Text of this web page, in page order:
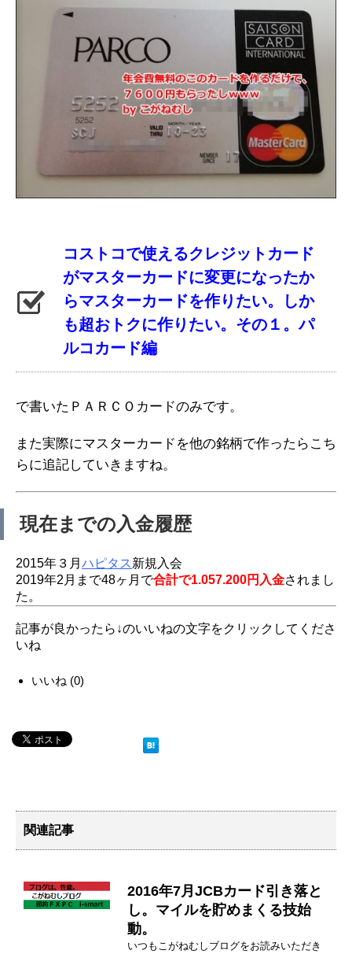
コストコで使えるクレジットカード
がマスターカードに変更になったか
らマスターカードを作りたい。しか
も超おトクに作りたい。その１。パ
ルコカード編
で書いたＰＡＲＣＯカードのみです。
また実際にマスターカードを他の銘柄で作ったらこち
らに追記していきますね。
現在までの入金履歴
2015年３月 ハピタス新規入会
2019年2月まで48ヶ月で合計で1.057.200円入金されまし
た。
記事が良かったら↓のいいねの文字をクリックしてくださ
いね
いいね (0)
関連記事
2016年7月JCBカード引き落と
し。マイルを貯めまくる技始
動。
いつもこがねむしブログをお読みいただき